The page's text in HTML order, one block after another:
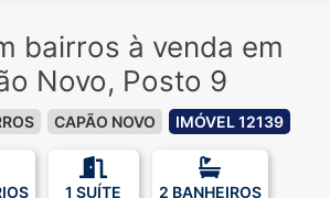
bairros à venda em
Novo, Posto 9
CAPÃO NOVO IMÓVEL 12139
1 SUÍTE 2 BANHEIROS